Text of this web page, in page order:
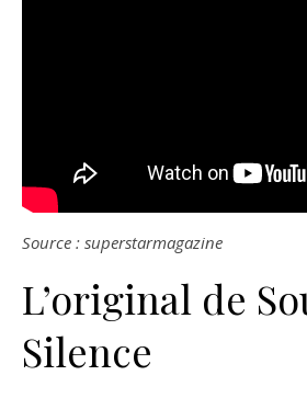
Source : superstarmagazine
L’original de
Silence